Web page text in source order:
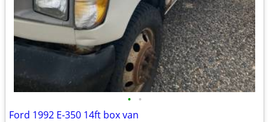
• •
Ford 1992 E-350 14ft box van